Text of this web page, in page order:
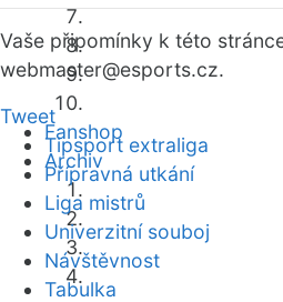
Fanshop
Archiv
Vaše připomínky k této
webmaster@esports.cz.
Tweet
Tipsport extraliga
Přípravná utkání
Liga mistrů
Univerzitní souboj
Návštěvnost
Tabulka